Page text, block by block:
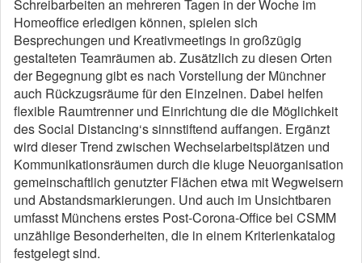
Schreibarbeiten an mehreren Tagen in der Woche im
Homeoffice erledigen können, spielen sich
Besprechungen und Kreativmeetings in großzügig
gestalteten Teamräumen ab. Zusätzlich zu diesen Orten
der Begegnung gibt es nach Vorstellung der Münchner
auch Rückzugsräume für den Einzelnen. Dabei helfen
flexible Raumtrenner und Einrichtung die die Möglichkeit
des Social Distancing‘s sinnstiftend auffangen. Ergänzt
wird dieser Trend zwischen Wechselarbeitsplätzen und
Kommunikationsräumen durch die kluge Neuorganisation
gemeinschaftlich genutzter Flächen etwa mit Wegweisern
und Abstandsmarkierungen. Und auch im Unsichtbaren
umfasst Münchens erstes Post-Corona-Office bei CSMM
unzählige Besonderheiten, die in einem Kriterienkatalog
festgelegt sind.